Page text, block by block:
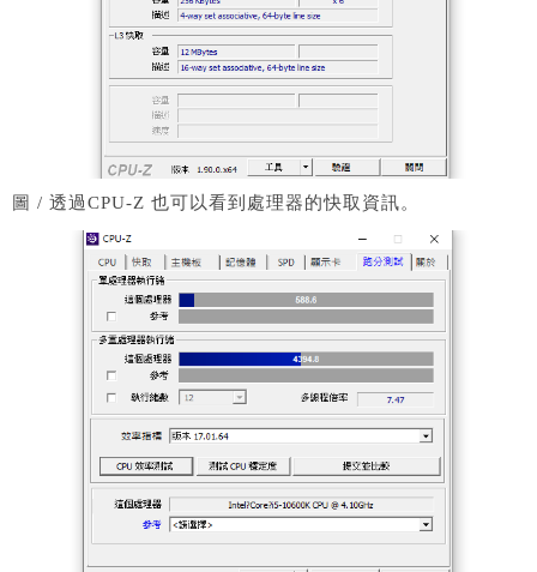
圖 / 透過CPU-Z 也可以看到處理器的快取資訊。